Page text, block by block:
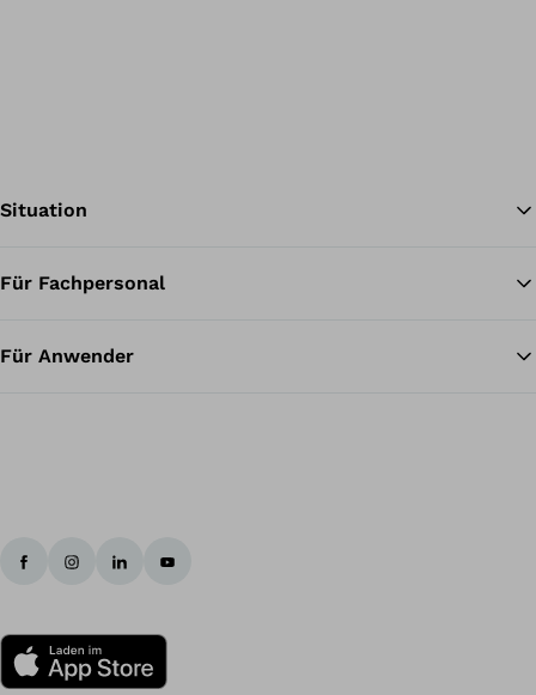
Situation
Für Fachpersonal
Für Anwender